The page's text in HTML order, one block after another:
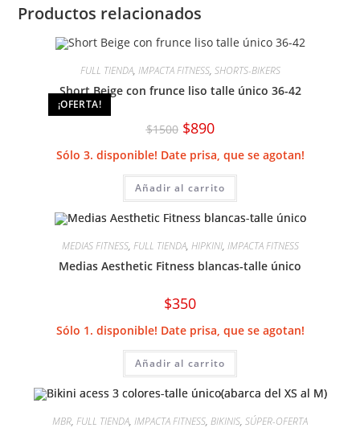
Productos relacionados
¡OFERTA!
FULL TIENDA, IMPACTA FITNESS, SHORTS-BIKERS
Short Beige con frunce liso talle único 36-42
$1500 El
precio
original
era:
$890El
precio
es:
Sólo 3. disponible! Date prisa, que se agotan!
Añadir al carrito
MEDIAS FITNESS, FULL TIENDA, HIPKINI, IMPACTA FITNESS
Medias Aesthetic Fitness blancas-talle único
$350
Sólo 1. disponible! Date prisa, que se agotan!
Añadir al carrito
MBR, FULL TIENDA, IMPACTA FITNESS, BIKINIS, SÚPER-OFERTA